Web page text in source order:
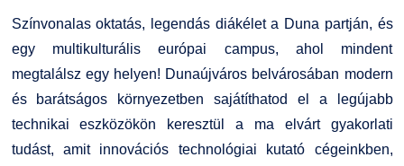
Színvonalas oktatás, legendás diákélet a Duna partján, és
egy multikulturális európai campus, ahol mindent
megtalálsz egy helyen! Dunaújváros belvárosában modern
és barátságos környezetben sajátíthatod el a legújabb
technikai eszközökön keresztül a ma elvárt gyakorlati
tudást, amit innovációs technológiai kutató cégeinkben,